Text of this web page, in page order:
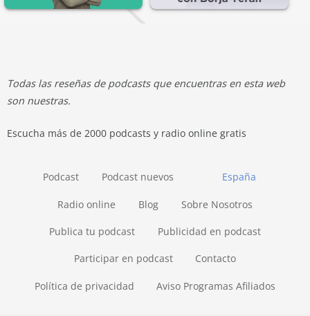
Todas las reseñas de podcasts que encuentras en esta web
son nuestras.
Escucha más de 2000 podcasts y radio online gratis
España
Podcast Podcast nuevos
Radio online Blog Sobre Nosotros
Publica tu podcast Publicidad en podcast
Participar en podcast Contacto
Política de privacidad Aviso Programas Afiliados